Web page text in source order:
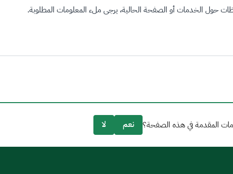
حول الخدمات أو الصفحة الحالية، يرجى ملء المعلومات المطلوبة.
المقدمة في هذه الصفحة؟ نعم لا